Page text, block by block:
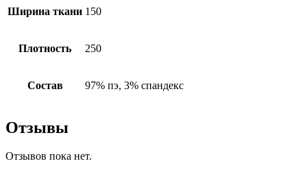
Ширина ткани 150
Плотность 250
Состав 97% пэ, 3% спандекс
Отзывы
Отзывов пока нет.